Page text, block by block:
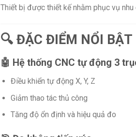
Thiết bị được thiết kế nhằm phục vụ
🔍 ĐẶC ĐIỂM NỔI BẬT
🤖 Hệ thống CNC tự động 3
Điều khiển tự động X, Y, Z
Giảm thao tác thủ công
Tăng độ ổn định và hiệu quả đo